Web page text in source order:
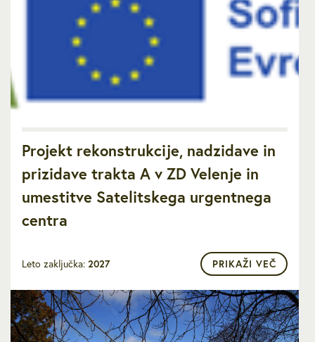
Projekt rekonstrukcije, nadzidave in
prizidave trakta A v ZD Velenje in
umestitve Satelitskega urgentnega
centra
Leto zaključka: 2027 PRIKAŽI VEČ